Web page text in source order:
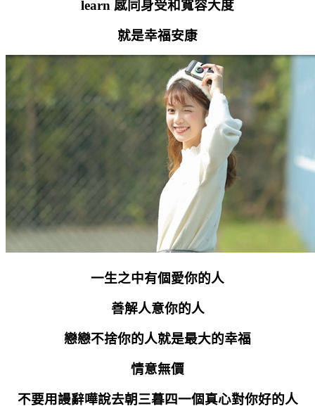
learn 感同身受和寬容大度
就是幸福安康
一生之中有個愛你的人
善解人意你的人
戀戀不捨你的人就是最大的幸福
情意無價
不要用謾辭嘩說去朝三暮四一個真心對你好的人